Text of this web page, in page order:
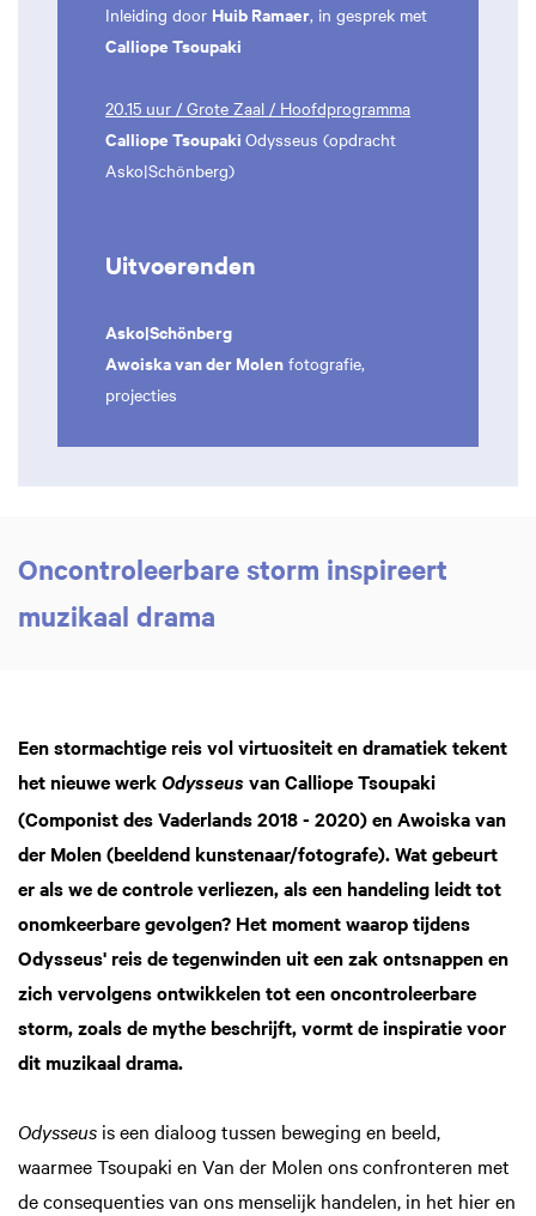
Inleiding door Huib Ramaer, in gesprek met
Calliope Tsoupaki
20.15 uur / Grote Zaal / Hoofdprogramma
Calliope Tsoupaki Odysseus (opdracht
Asko|Schönberg)
Uitvoerenden
Asko|Schönberg
Awoiska van der Molen fotografie,
projecties
Oncontroleerbare storm inspireert
muzikaal drama
Een stormachtige reis vol virtuositeit en dramatiek tekent
het nieuwe werk Odysseus van Calliope Tsoupaki
(Componist des Vaderlands 2018 - 2020) en Awoiska van
der Molen (beeldend kunstenaar/fotografe). Wat gebeurt
er als we de controle verliezen, als een handeling leidt tot
onomkeerbare gevolgen? Het moment waarop tijdens
Odysseus' reis de tegenwinden uit een zak ontsnappen en
zich vervolgens ontwikkelen tot een oncontroleerbare
storm, zoals de mythe beschrijft, vormt de inspiratie voor
dit muzikaal drama.
Odysseus is een dialoog tussen beweging en beeld,
waarmee Tsoupaki en Van der Molen ons confronteren met
de consequenties van ons menselijk handelen, in het hier en